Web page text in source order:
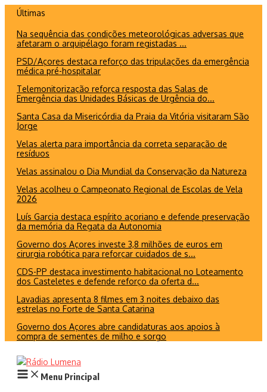
conteúdo
Últimas
Na sequência das condições meteorológicas adversas que
afetaram o arquipélago foram registadas ...
PSD/Açores destaca reforço das tripulações da emergência
médica pré-hospitalar
Telemonitorização reforça resposta das Salas de
Emergência das Unidades Básicas de Urgência do...
Santa Casa da Misericórdia da Praia da Vitória visitaram São
Jorge
Velas alerta para importância da correta separação de
resíduos
Velas assinalou o Dia Mundial da Conservação da Natureza
Velas acolheu o Campeonato Regional de Escolas de Vela
2026
Luís Garcia destaca espírito açoriano e defende preservação
da memória da Regata da Autonomia
Governo dos Açores investe 3,8 milhões de euros em
cirurgia robótica para reforçar cuidados de s...
CDS-PP destaca investimento habitacional no Loteamento
dos Casteletes e defende reforço da oferta d...
Lavadias apresenta 8 filmes em 3 noites debaixo das
estrelas no Forte de Santa Catarina
Governo dos Açores abre candidaturas aos apoios à
compra de sementes de milho e sorgo
Menu Principal